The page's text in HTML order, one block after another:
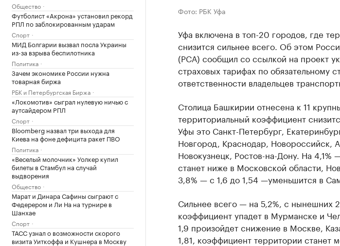
Общество
Футболист «Акрона» установил рекорд
РПЛ по заблокированным ударам
Спорт
МИД Болгарии вызвал посла Украины
из-за взрыва беспилотника
Политика
Зачем экономике России нужна
товарная биржа
РБК и Петербургская Биржа
«Локомотив» сыграл нулевую ничью с
аутсайдером РПЛ
Спорт
Bloomberg назвал три выхода для
Киева на фоне дефицита ракет ПВО
Политика
«Веселый молочник» Уолкер купил
билеты в Стамбул на случай
выдворения
Общество
Марат и Динара Сафины сыграют с
Федерером и Ли На на турнире в
Шанхае
Спорт
ТАСС узнал о возможности скорого
визита Уиткоффа и Кушнера в Москву
Фото: РБК Уфа
Уфа включена в топ-20 городов, где
снизится сильнее всего. Об этом
(РСА) сообщил со ссылкой на проект
страховых тарифах по обязательному
ответственности владельцев
Столица Башкирии отнесена к 11
территориальный коэффициент
Уфы это Санкт-Петербург,
Новгород, Краснодар, Новороссийск,
Новокузнецк, Ростов-на-Дону. На 4,1%
станет ниже в Московской области,
3,8% — с 1,6 до 1,54 —уменьшится в
Сильнее всего — на 5,2%, с нынешних
коэффициент упадет в Мурманске и
1,9 произойдет снижение в Москве,
1,81, коэффициент территории станет